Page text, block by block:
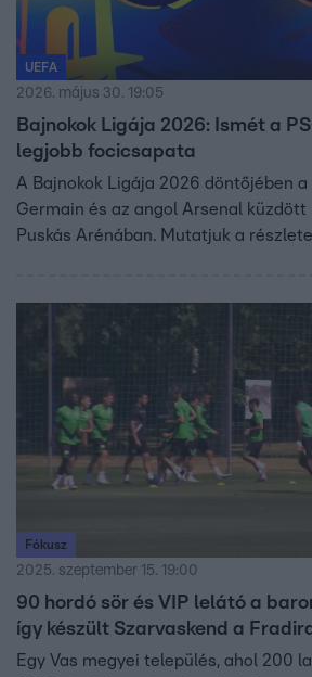
UEFA
2026. május 30. 19:05
Bajnokok Ligája 2026: Ismét a
legjobb focicsapata
A Bajnokok Ligája 2026 döntőjében
Germain és az angol Arsenal küzdött
Puskás Arénában. Mutatjuk a
Fókusz
2025. szeptember 15. 19:00
90 hordó sör és VIP lelátó a
így készült Szarvaskend a
Egy Vas megyei település, ahol 200